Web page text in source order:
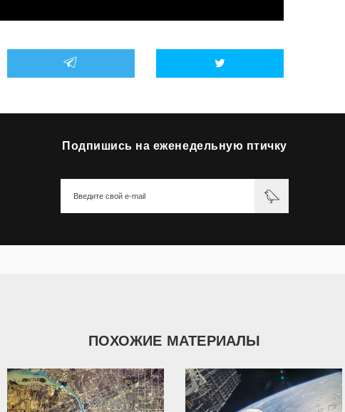
Подпишись на еженедельную птичку
ПОХОЖИЕ МАТЕРИАЛЫ
2 598 2 057